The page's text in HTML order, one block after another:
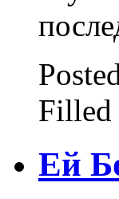
Filled
Ей